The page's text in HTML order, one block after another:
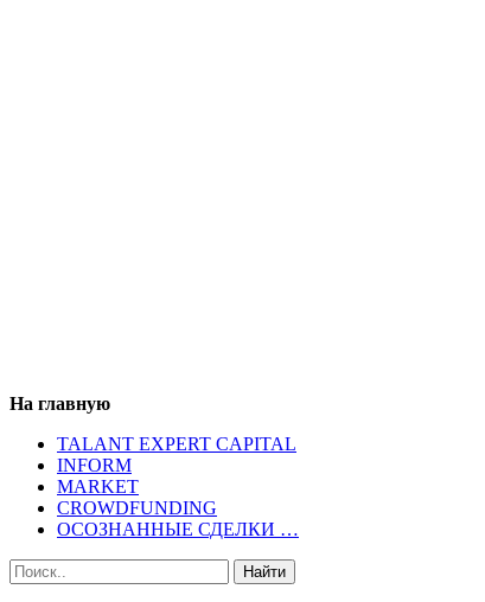
На главную
TALANT EXPERT CAPITAL
INFORM
MARKET
CROWDFUNDING
ОСОЗНАННЫЕ СДЕЛКИ …